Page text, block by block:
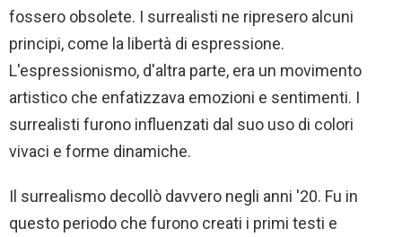
fossero obsolete. I surrealisti ne ripresero alcuni
principi, come la libertà di espressione.
L'espressionismo, d'altra parte, era un movimento
artistico che enfatizzava emozioni e sentimenti. I
surrealisti furono influenzati dal suo uso di colori
vivaci e forme dinamiche.
Il surrealismo decollò davvero negli anni '20. Fu in
questo periodo che furono creati i primi testi e